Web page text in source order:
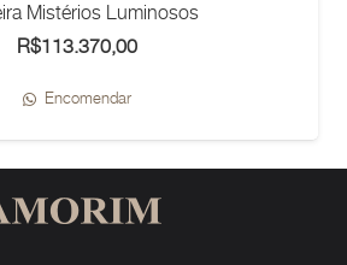
Mistérios Luminosos
R$113.370,00
Encomendar